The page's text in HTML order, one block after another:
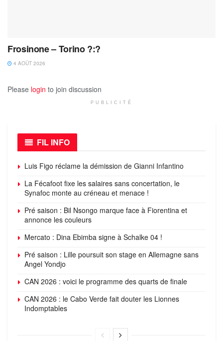
Frosinone – Torino ?:?
4 AOÛT 2026
Please login to join discussion
PUBLICITÉ
FIL INFO
Luis Figo réclame la démission de Gianni Infantino
La Fécafoot fixe les salaires sans concertation, le
Synafoc monte au créneau et menace !
Pré saison : Bil Nsongo marque face à Fiorentina et
annonce les couleurs
Mercato : Dina Ebimba signe à Schalke 04 !
Pré saison : Lille poursuit son stage en Allemagne sans
Angel Yondjo
CAN 2026 : voici le programme des quarts de finale
CAN 2026 : le Cabo Verde fait douter les Lionnes
Indomptables